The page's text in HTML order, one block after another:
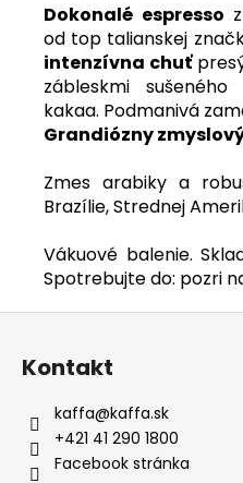
Dokonalé espresso
od top talianskej
intenzívna chuť
zábleskmi
kakaa. Podmanivá
Grandiózny
Zmes arabiky a
Brazílie, Strednej
Vákuové balenie.
Spotrebujte do: pozri
Z
Kontakt
kaffa@kaffa.sk
+421 41 290 1800
Facebook stránka